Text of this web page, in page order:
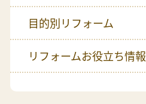
目的別リフォーム
リフォームお役立ち情報